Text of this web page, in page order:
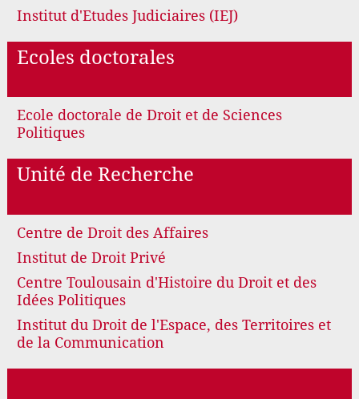
Institut d'Etudes Judiciaires (IEJ)
Ecoles doctorales
Ecole doctorale de Droit et de Sciences
Politiques
Unité de Recherche
Centre de Droit des Affaires
Institut de Droit Privé
Centre Toulousain d'Histoire du Droit et des
Idées Politiques
Institut du Droit de l'Espace, des Territoires et
de la Communication